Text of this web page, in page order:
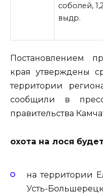
соболей,
выдр.
Постановлением
края утверждены
территории
сообщили в
правительства
охота на лося
на территории
Усть-